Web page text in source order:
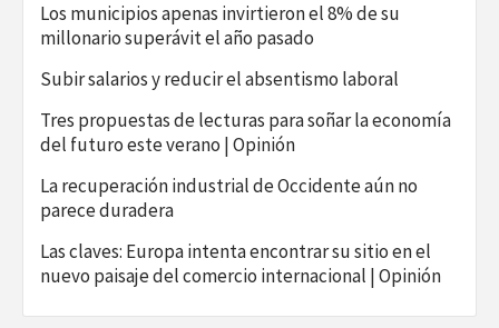
Los municipios apenas invirtieron el 8% de su
millonario superávit el año pasado
Subir salarios y reducir el absentismo laboral
Tres propuestas de lecturas para soñar la economía
del futuro este verano | Opinión
La recuperación industrial de Occidente aún no
parece duradera
Las claves: Europa intenta encontrar su sitio en el
nuevo paisaje del comercio internacional | Opinión